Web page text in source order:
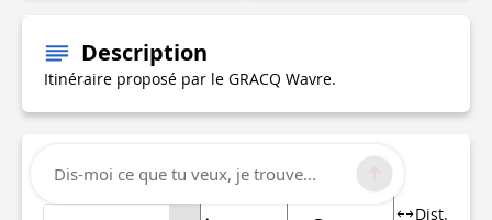
Description
Itinéraire proposé par le GRACQ Wavre.
Informations techniques
Dist.
Dis-moi ce que tu veux, je trouve...